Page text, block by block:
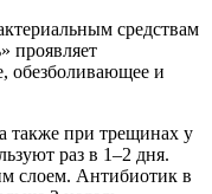
средствам
проявляет
обезболивающее и
также при трещинах у
раз в 1–2 дня.
слоем. Антибиотик в